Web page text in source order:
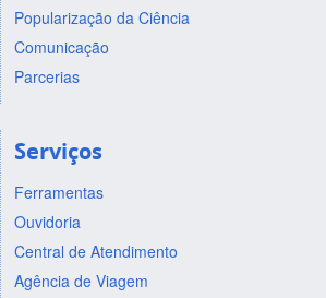
Popularização da Ciência
Comunicação
Parcerias
Serviços
Ferramentas
Ouvidoria
Central de Atendimento
Agência de Viagem